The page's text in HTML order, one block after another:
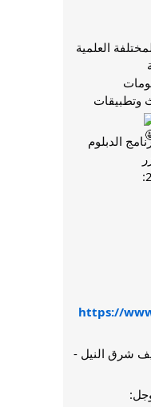
العلمية
وتطبيقات
الدبلوم
https://
شرق النيل -